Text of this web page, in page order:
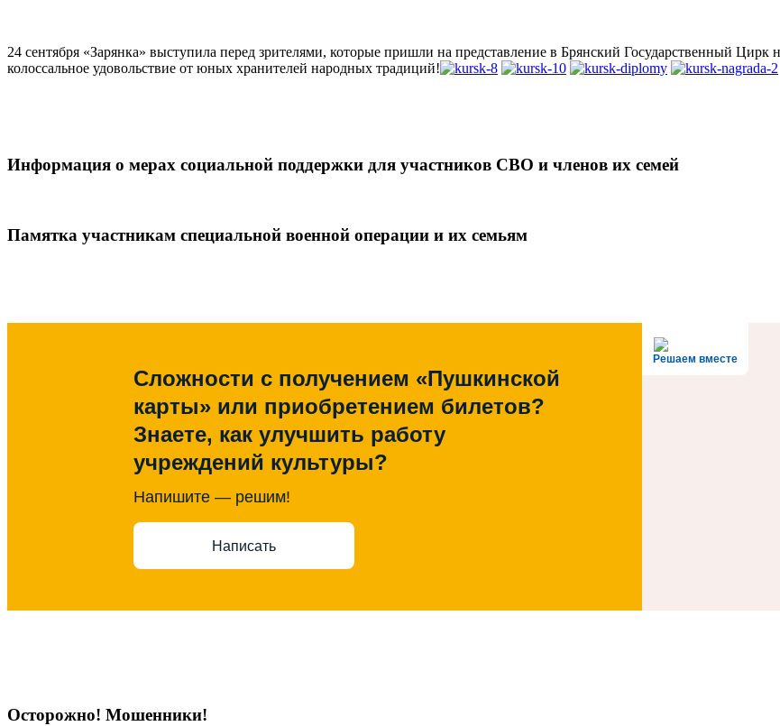
24 сентября «Зарянка» выступила перед зрителями, которые пришли на представление в Брянский Государственный
колоссальное удовольствие от юных хранителей народных традиций!
Информация о мерах социальной поддержки для участников СВО и членов их семей
Памятка участникам специальной военной операции и их семьям
Решаем вместе
Сложности с получением «Пушкинской
карты» или приобретением билетов?
Знаете, как улучшить работу
учреждений культуры?
Напишите — решим!
Написать
Осторожно! Мошенники!